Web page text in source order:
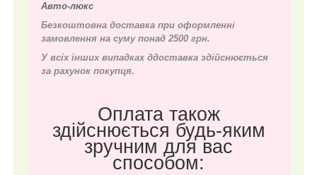
Авто-люкс
Безкоштовна доставка при оформленні
замовлення на суму понад 2500 грн.
У всіх інших випадках ддоставка здійснюється
за рахунок покупця.
Оплата також
здійснюється будь-яким
зручним для вас
способом: